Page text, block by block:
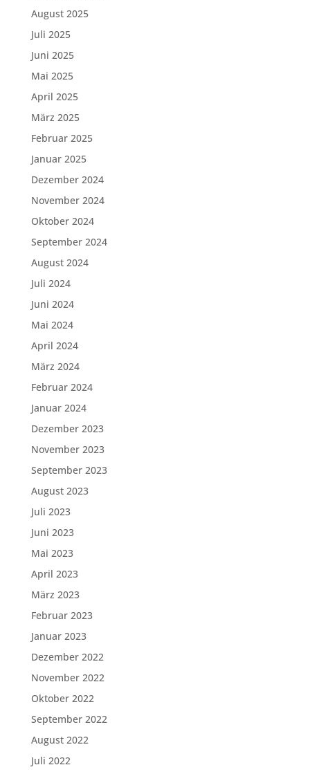
August 2025
Juli 2025
Juni 2025
Mai 2025
April 2025
März 2025
Februar 2025
Januar 2025
Dezember 2024
November 2024
Oktober 2024
September 2024
August 2024
Juli 2024
Juni 2024
Mai 2024
April 2024
März 2024
Februar 2024
Januar 2024
Dezember 2023
November 2023
September 2023
August 2023
Juli 2023
Juni 2023
Mai 2023
April 2023
März 2023
Februar 2023
Januar 2023
Dezember 2022
November 2022
Oktober 2022
September 2022
August 2022
Juli 2022